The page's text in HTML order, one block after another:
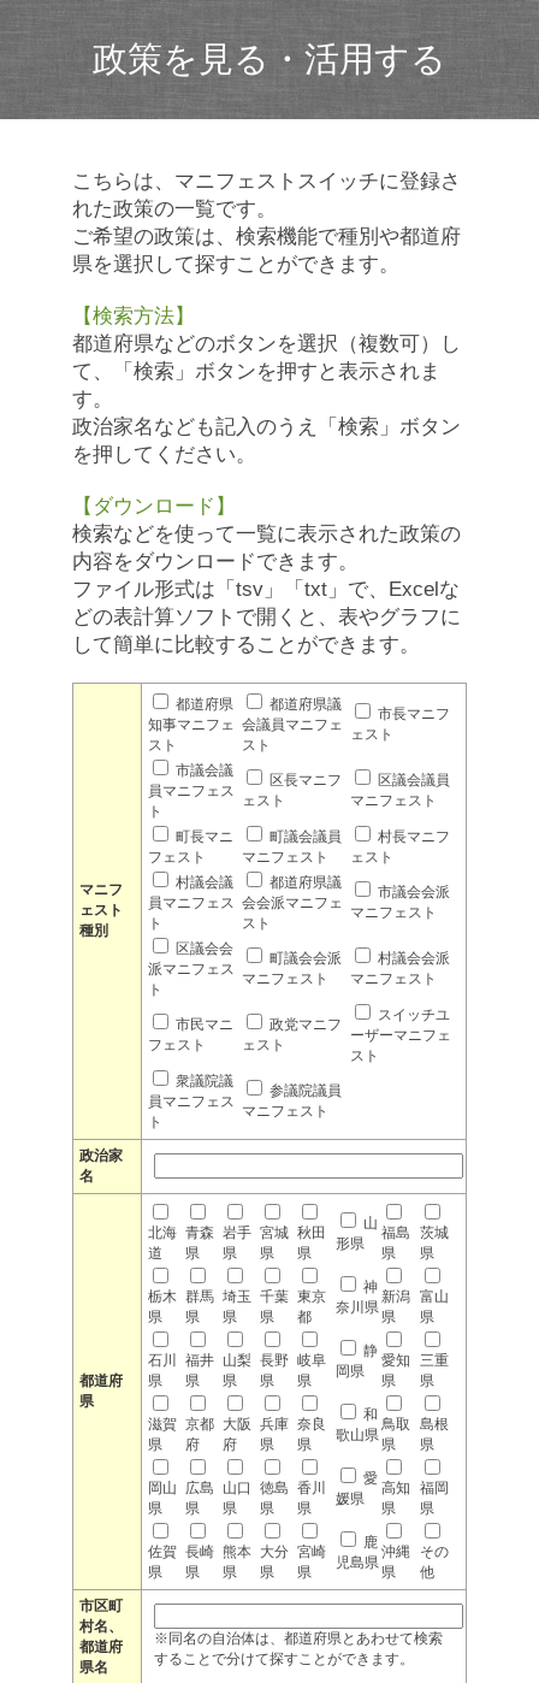
政策を見る・活用する
こちらは、マニフェストスイッチに登録さ
れた政策の一覧です。
ご希望の政策は、検索機能で種別や都道府
県を選択して探すことができます。
【検索方法】
都道府県などのボタンを選択（複数可）し
て、「検索」ボタンを押すと表示されま
す。
政治家名なども記入のうえ「検索」ボタン
を押してください。
【ダウンロード】
検索などを使って一覧に表示された政策の
内容をダウンロードできます。
ファイル形式は「tsv」「txt」で、Excelな
どの表計算ソフトで開くと、表やグラフに
して簡単に比較することができます。
マニフ
ェスト
種別
都道府県
知事マニフェ
スト
都道府県議
会議員マニフェ
スト
市長マニフ
ェスト
市議会議
員マニフェス
ト
区長マニフ
ェスト
区議会議員
マニフェスト
町長マニ
フェスト
町議会議員
マニフェスト
村長マニフ
ェスト
村議会議
員マニフェス
ト
都道府県議
会会派マニフェ
スト
市議会会派
マニフェスト
区議会会
派マニフェス
ト
町議会会派
マニフェスト
村議会会派
マニフェスト
市民マニ
フェスト
政党マニフ
ェスト
スイッチユ
ーザーマニフェ
スト
衆議院議
員マニフェス
ト
参議院議員
マニフェスト
政治家
名
都道府
県
北海
道
青森
県
岩手
県
宮城
県
秋田
県
山
形県
福島
県
茨城
県
栃木
県
群馬
県
埼玉
県
千葉
県
東京
都
神
奈川県
新潟
県
富山
県
石川
県
福井
県
山梨
県
長野
県
岐阜
県
静
岡県
愛知
県
三重
県
滋賀
県
京都
府
大阪
府
兵庫
県
奈良
県
和
歌山県
鳥取
県
島根
県
岡山
県
広島
県
山口
県
徳島
県
香川
県
愛
媛県
高知
県
福岡
県
佐賀
県
長崎
県
熊本
県
大分
県
宮崎
県
鹿
児島県
沖縄
県
その
他
市区町
村名、
都道府
県名
※同名の自治体は、都道府県とあわせて検索
することで分けて探すことができます。